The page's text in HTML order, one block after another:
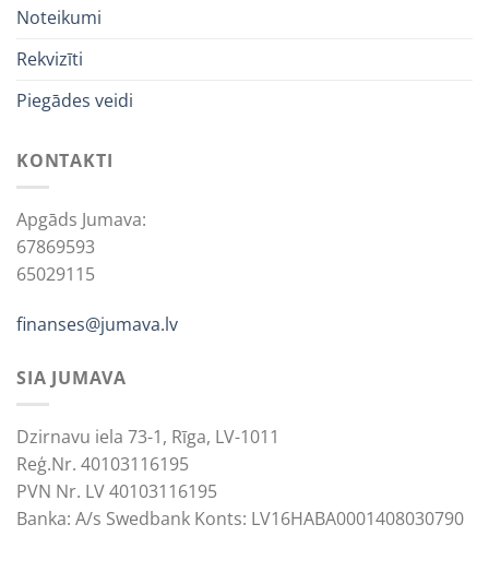
Noteikumi
Rekvizīti
Piegādes veidi
KONTAKTI
Apgāds Jumava:
67869593
65029115
finanses@jumava.lv
SIA JUMAVA
Dzirnavu iela 73-1, Rīga, LV-1011
Reģ.Nr. 40103116195
PVN Nr. LV 40103116195
Banka: A/s Swedbank Konts: LV16HABA0001408030790